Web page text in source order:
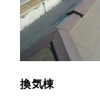
換気棟